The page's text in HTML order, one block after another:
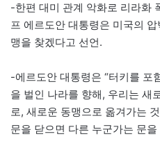
-한편 대미 관계 악화로 리라화
프 에르도안 대통령은 미국의
맹을 찾겠다고 선언.
-에르도안 대통령은 “터키를 포
을 벌인 나라를 향해, 우리는 새
로, 새로운 동맹으로 옮겨가는
문을 닫으면 다른 누군가는 문을